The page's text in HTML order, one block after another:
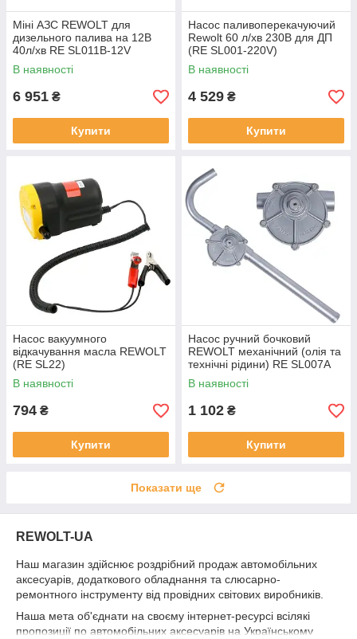
Міні АЗС REWOLT для
дизельного палива на 12В
40л/хв RE SL011B-12V
В наявності
6 951 ₴
Купити
Насос паливоперекачуючий
Rewolt 60 л/хв 230В для ДП
(RE SL001-220V)
В наявності
4 529 ₴
Купити
Насос вакуумного
відкачування масла REWOLT
(RE SL22)
В наявності
794 ₴
Купити
Насос ручний бочковий
REWOLT механічний (олія та
технічні рідини) RE SL007A
В наявності
1 102 ₴
Купити
Показати ще
REWOLT-UA
Наш магазин здійснює роздрібний продаж автомобільних
аксесуарів, додаткового обладнання та слюсарно-
ремонтного інструменту від провідних світових виробників.
Наша мета об'єднати на своєму інтернет-ресурсі всілякі
пропозиції по автомобільних аксесуарів на Українському